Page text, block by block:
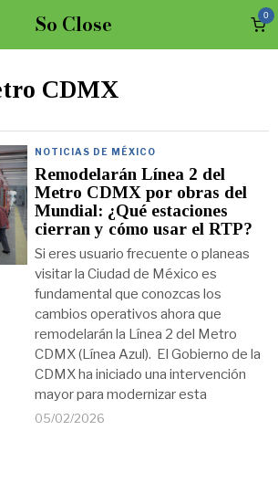
So Close 0
CDMX
NOTICIAS DE MÉXICO
Remodelarán Línea 2 del
Metro CDMX por obras del
Mundial: ¿Qué estaciones
cierran y cómo usar el RTP?
Si eres usuario frecuente o planeas
visitar la Ciudad de México es
fundamental que conozcas los
cambios operativos ahora que
remodelarán la Línea 2 del Metro
CDMX (Línea Azul). El Gobierno de la
CDMX ha iniciado una intervención
mayor para modernizar esta
05/02/2026